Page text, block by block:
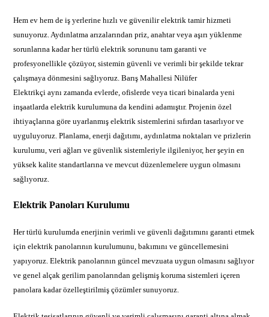
Hem ev hem de iş yerlerine hızlı ve güvenilir elektrik tamir hizmeti
sunuyoruz. Aydınlatma arızalarından priz, anahtar veya aşırı yüklenme
sorunlarına kadar her türlü elektrik sorununu tam garanti ve
profesyonellikle çözüyor, sistemin güvenli ve verimli bir şekilde tekrar
çalışmaya dönmesini sağlıyoruz. Barış Mahallesi Nilüfer
Elektrikçi aynı zamanda evlerde, ofislerde veya ticari binalarda yeni
inşaatlarda elektrik kurulumuna da kendini adamıştır. Projenin özel
ihtiyaçlarına göre uyarlanmış elektrik sistemlerini sıfırdan tasarlıyor ve
uyguluyoruz. Planlama, enerji dağıtımı, aydınlatma noktaları ve prizlerin
kurulumu, veri ağları ve güvenlik sistemleriyle ilgileniyor, her şeyin en
yüksek kalite standartlarına ve mevcut düzenlemelere uygun olmasını
sağlıyoruz.
Elektrik Panoları Kurulumu
Her türlü kurulumda enerjinin verimli ve güvenli dağıtımını garanti etmek
için elektrik panolarının kurulumunu, bakımını ve güncellemesini
yapıyoruz. Elektrik panolarının güncel mevzuata uygun olmasını sağlıyor
ve genel alçak gerilim panolarından gelişmiş koruma sistemleri içeren
panolara kadar özelleştirilmiş çözümler sunuyoruz.